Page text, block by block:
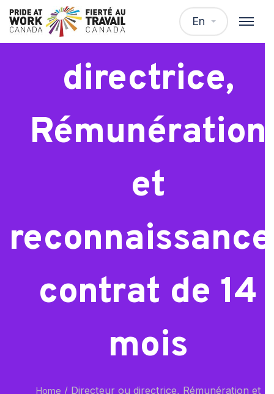
En
Directeur ou
directrice,
Rémunération
et
contrat de 14
mois
Home /Directeur ou directrice, Rémunération et